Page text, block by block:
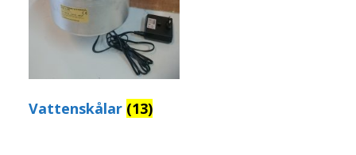
Vattenskålar (13)